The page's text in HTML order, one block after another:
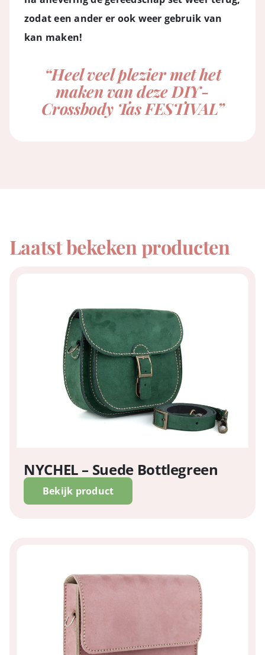
zodat een ander er ook weer gebruik van
kan maken!
“Heel veel plezier met het
maken van deze DIY-
Crossbody Tas FESTIVAL”
Laatst bekeken producten
NYCHEL – Suede Bottlegreen
Bekijk product